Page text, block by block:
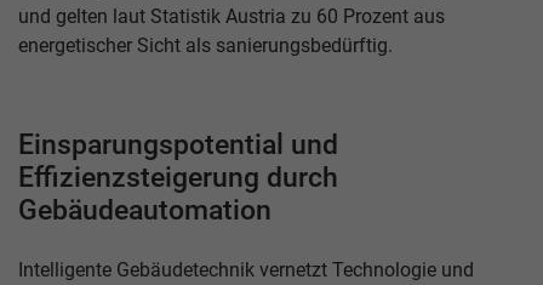
und gelten laut Statistik Austria zu 60 Prozent aus
energetischer Sicht als sanierungsbedürftig.
Einsparungspotential und
Effizienzsteigerung durch
Gebäudeautomation
Intelligente Gebäudetechnik vernetzt Technologie und